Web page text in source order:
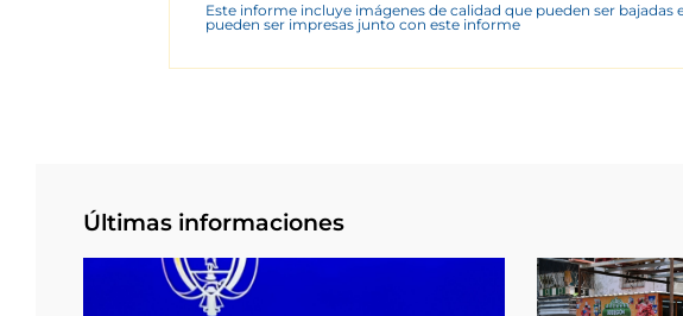
Este informe incluye imágenes de calidad que pueden ser bajadas
pueden ser impresas junto con este informe
Últimas informaciones